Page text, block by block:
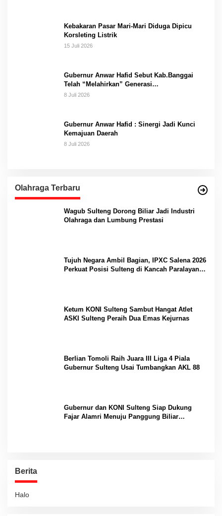
Kebakaran Pasar Mari-Mari Diduga Dipicu
Korsleting Listrik
15 Juli 2026
Gubernur Anwar Hafid Sebut Kab.Banggai
Telah “Melahirkan” Generasi…
8 Juli 2026
Gubernur Anwar Hafid : Sinergi Jadi Kunci
Kemajuan Daerah
8 Juli 2026
Olahraga Terbaru
Wagub Sulteng Dorong Biliar Jadi Industri
Olahraga dan Lumbung Prestasi
Tujuh Negara Ambil Bagian, IPXC Salena 2026
Perkuat Posisi Sulteng di Kancah Paralayang
Ketum KONI Sulteng Sambut Hangat Atlet
ASKI Sulteng Peraih Dua Emas Kejurnas
Berlian Tomoli Raih Juara III Liga 4 Piala
Gubernur Sulteng Usai Tumbangkan AKL 88
Gubernur dan KONI Sulteng Siap Dukung
Fajar Alamri Menuju Panggung Biliar
Berita
Halo